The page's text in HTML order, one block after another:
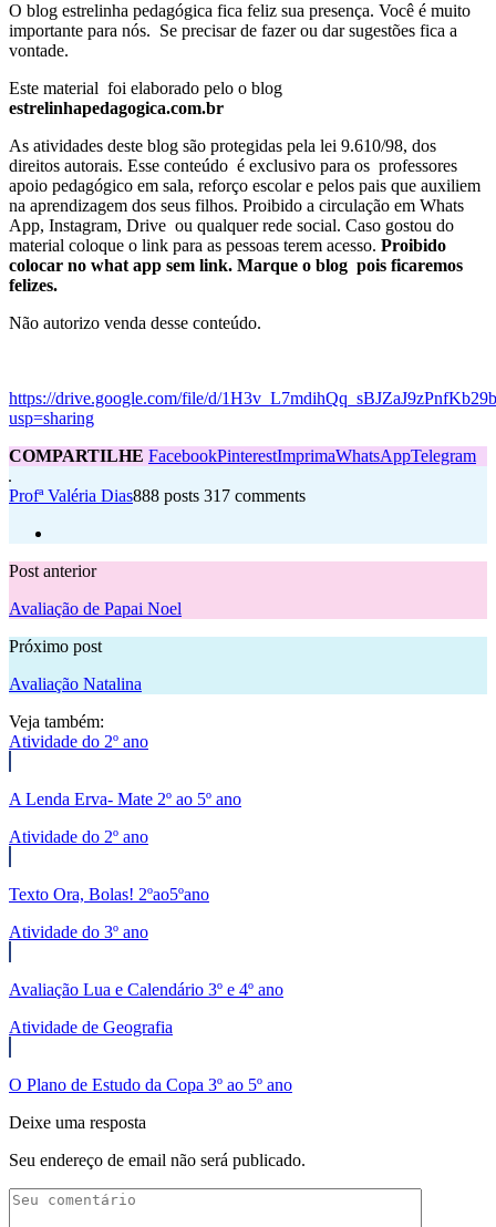
O blog estrelinha pedagógica fica feliz sua presença. Você é muito
importante para nós. Se precisar de fazer ou dar sugestões fica a
vontade.
Este material foi elaborado pelo o blog
estrelinhapedagogica.com.br
As atividades deste blog são protegidas pela lei 9.610/98, dos
direitos autorais. Esse conteúdo é exclusivo para os professores
apoio pedagógico em sala, reforço escolar e pelos pais que auxiliem
na aprendizagem dos seus filhos. Proibido a circulação em Whats
App, Instagram, Drive ou qualquer rede social. Caso gostou do
material coloque o link para as pessoas terem acesso. Proibido
colocar no what app sem link. Marque o blog pois ficaremos
felizes.
Não autorizo venda desse conteúdo.
https://drive.google.com/file/d/
usp=sharing
COMPARTILHE FacebookPinterestImprimaWhatsAppTelegram
Profª Valéria Dias888 posts 317 comments
Post anterior
Avaliação de Papai Noel
Próximo post
Avaliação Natalina
Veja também:
Atividade do 2º ano
A Lenda Erva- Mate 2º ao 5º ano
Atividade do 2º ano
Texto Ora, Bolas! 2ºao5ºano
Atividade do 3º ano
Avaliação Lua e Calendário 3º e 4º ano
Atividade de Geografia
O Plano de Estudo da Copa 3º ao 5º ano
Deixe uma resposta
Seu endereço de email não será publicado.